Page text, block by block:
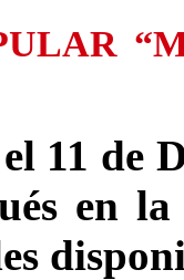
11 de
en